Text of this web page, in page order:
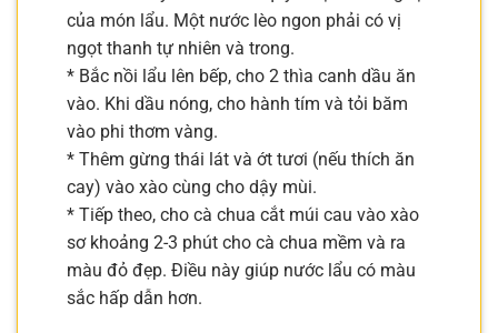
của món lẩu. Một nước lèo ngon phải có vị
ngọt thanh tự nhiên và trong.
* Bắc nồi lẩu lên bếp, cho 2 thìa canh dầu ăn
vào. Khi dầu nóng, cho hành tím và tỏi băm
vào phi thơm vàng.
* Thêm gừng thái lát và ớt tươi (nếu thích ăn
cay) vào xào cùng cho dậy mùi.
* Tiếp theo, cho cà chua cắt múi cau vào xào
sơ khoảng 2-3 phút cho cà chua mềm và ra
màu đỏ đẹp. Điều này giúp nước lẩu có màu
sắc hấp dẫn hơn.